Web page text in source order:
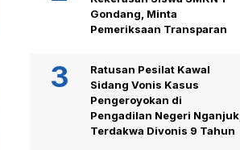
Gondang, Minta
Pemeriksaan Transparan
Ratusan Pesilat Kawal
Sidang Vonis Kasus
Pengeroyokan di
Pengadilan Negeri Nganjuk,
Terdakwa Divonis 9 Tahun